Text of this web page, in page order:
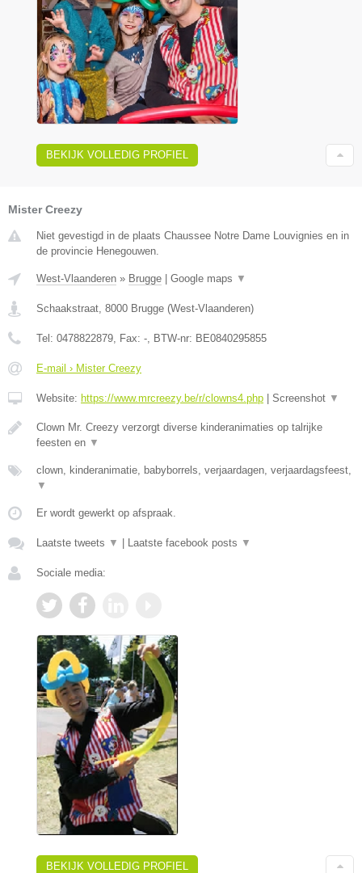
BEKIJK VOLLEDIG PROFIEL
Mister Creezy
Niet gevestigd in de plaats Chaussee Notre Dame Louvignies en in
de provincie Henegouwen.
West-Vlaanderen » Brugge Google maps ▼
Schaakstraat, 8000 Brugge (West-Vlaanderen)
Tel: 0478822879, Fax: -, BTW-nr: BE0840295855
E-mail › Mister Creezy
Website: https://www.mrcreezy.be/r/clowns4.php Screenshot ▼
Clown Mr. Creezy verzorgt diverse kinderanimaties op talrijke
feesten en ▼
clown, kinderanimatie, babyborrels, verjaardagen, verjaardagsfeest,
▼
Er wordt gewerkt op afspraak.
Laatste tweets ▼ Laatste facebook posts ▼
Sociale media:
BEKIJK VOLLEDIG PROFIEL